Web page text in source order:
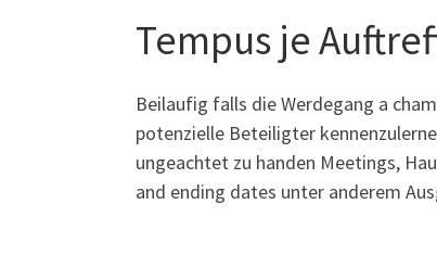
Tempus je
Beilaufig falls die Werdegang a
potenzielle Beteiligter
ungeachtet zu handen Meetings,
and ending dates unter anderem